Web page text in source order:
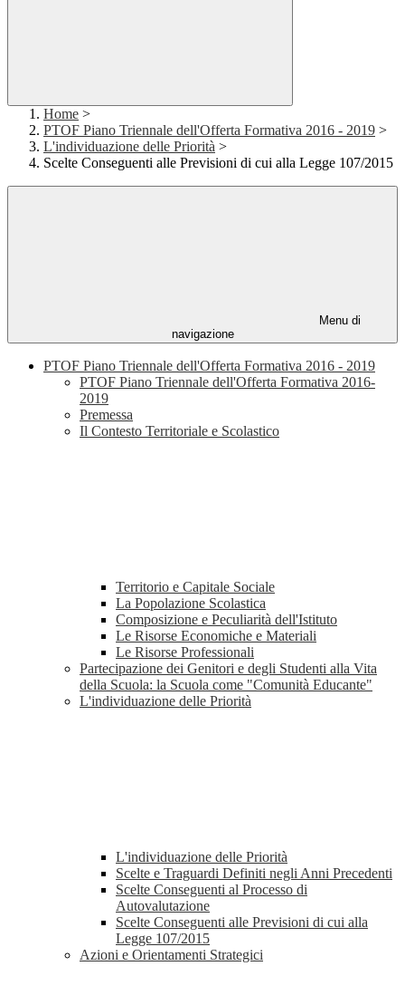
Home >
PTOF Piano Triennale dell'Offerta Formativa 2016 - 2019 >
L'individuazione delle Priorità >
Scelte Conseguenti alle Previsioni di cui alla Legge 107/2015
Menu di
navigazione
PTOF Piano Triennale dell'Offerta Formativa 2016 - 2019
PTOF Piano Triennale dell'Offerta Formativa 2016-
2019
Premessa
Il Contesto Territoriale e Scolastico
Territorio e Capitale Sociale
La Popolazione Scolastica
Composizione e Peculiarità dell'Istituto
Le Risorse Economiche e Materiali
Le Risorse Professionali
Partecipazione dei Genitori e degli Studenti alla Vita
della Scuola: la Scuola come "Comunità Educante"
L'individuazione delle Priorità
L'individuazione delle Priorità
Scelte e Traguardi Definiti negli Anni Precedenti
Scelte Conseguenti al Processo di
Autovalutazione
Scelte Conseguenti alle Previsioni di cui alla
Legge 107/2015
Azioni e Orientamenti Strategici